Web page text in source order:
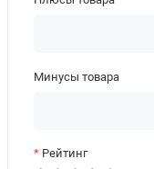
Минусы товара
Рейтинг